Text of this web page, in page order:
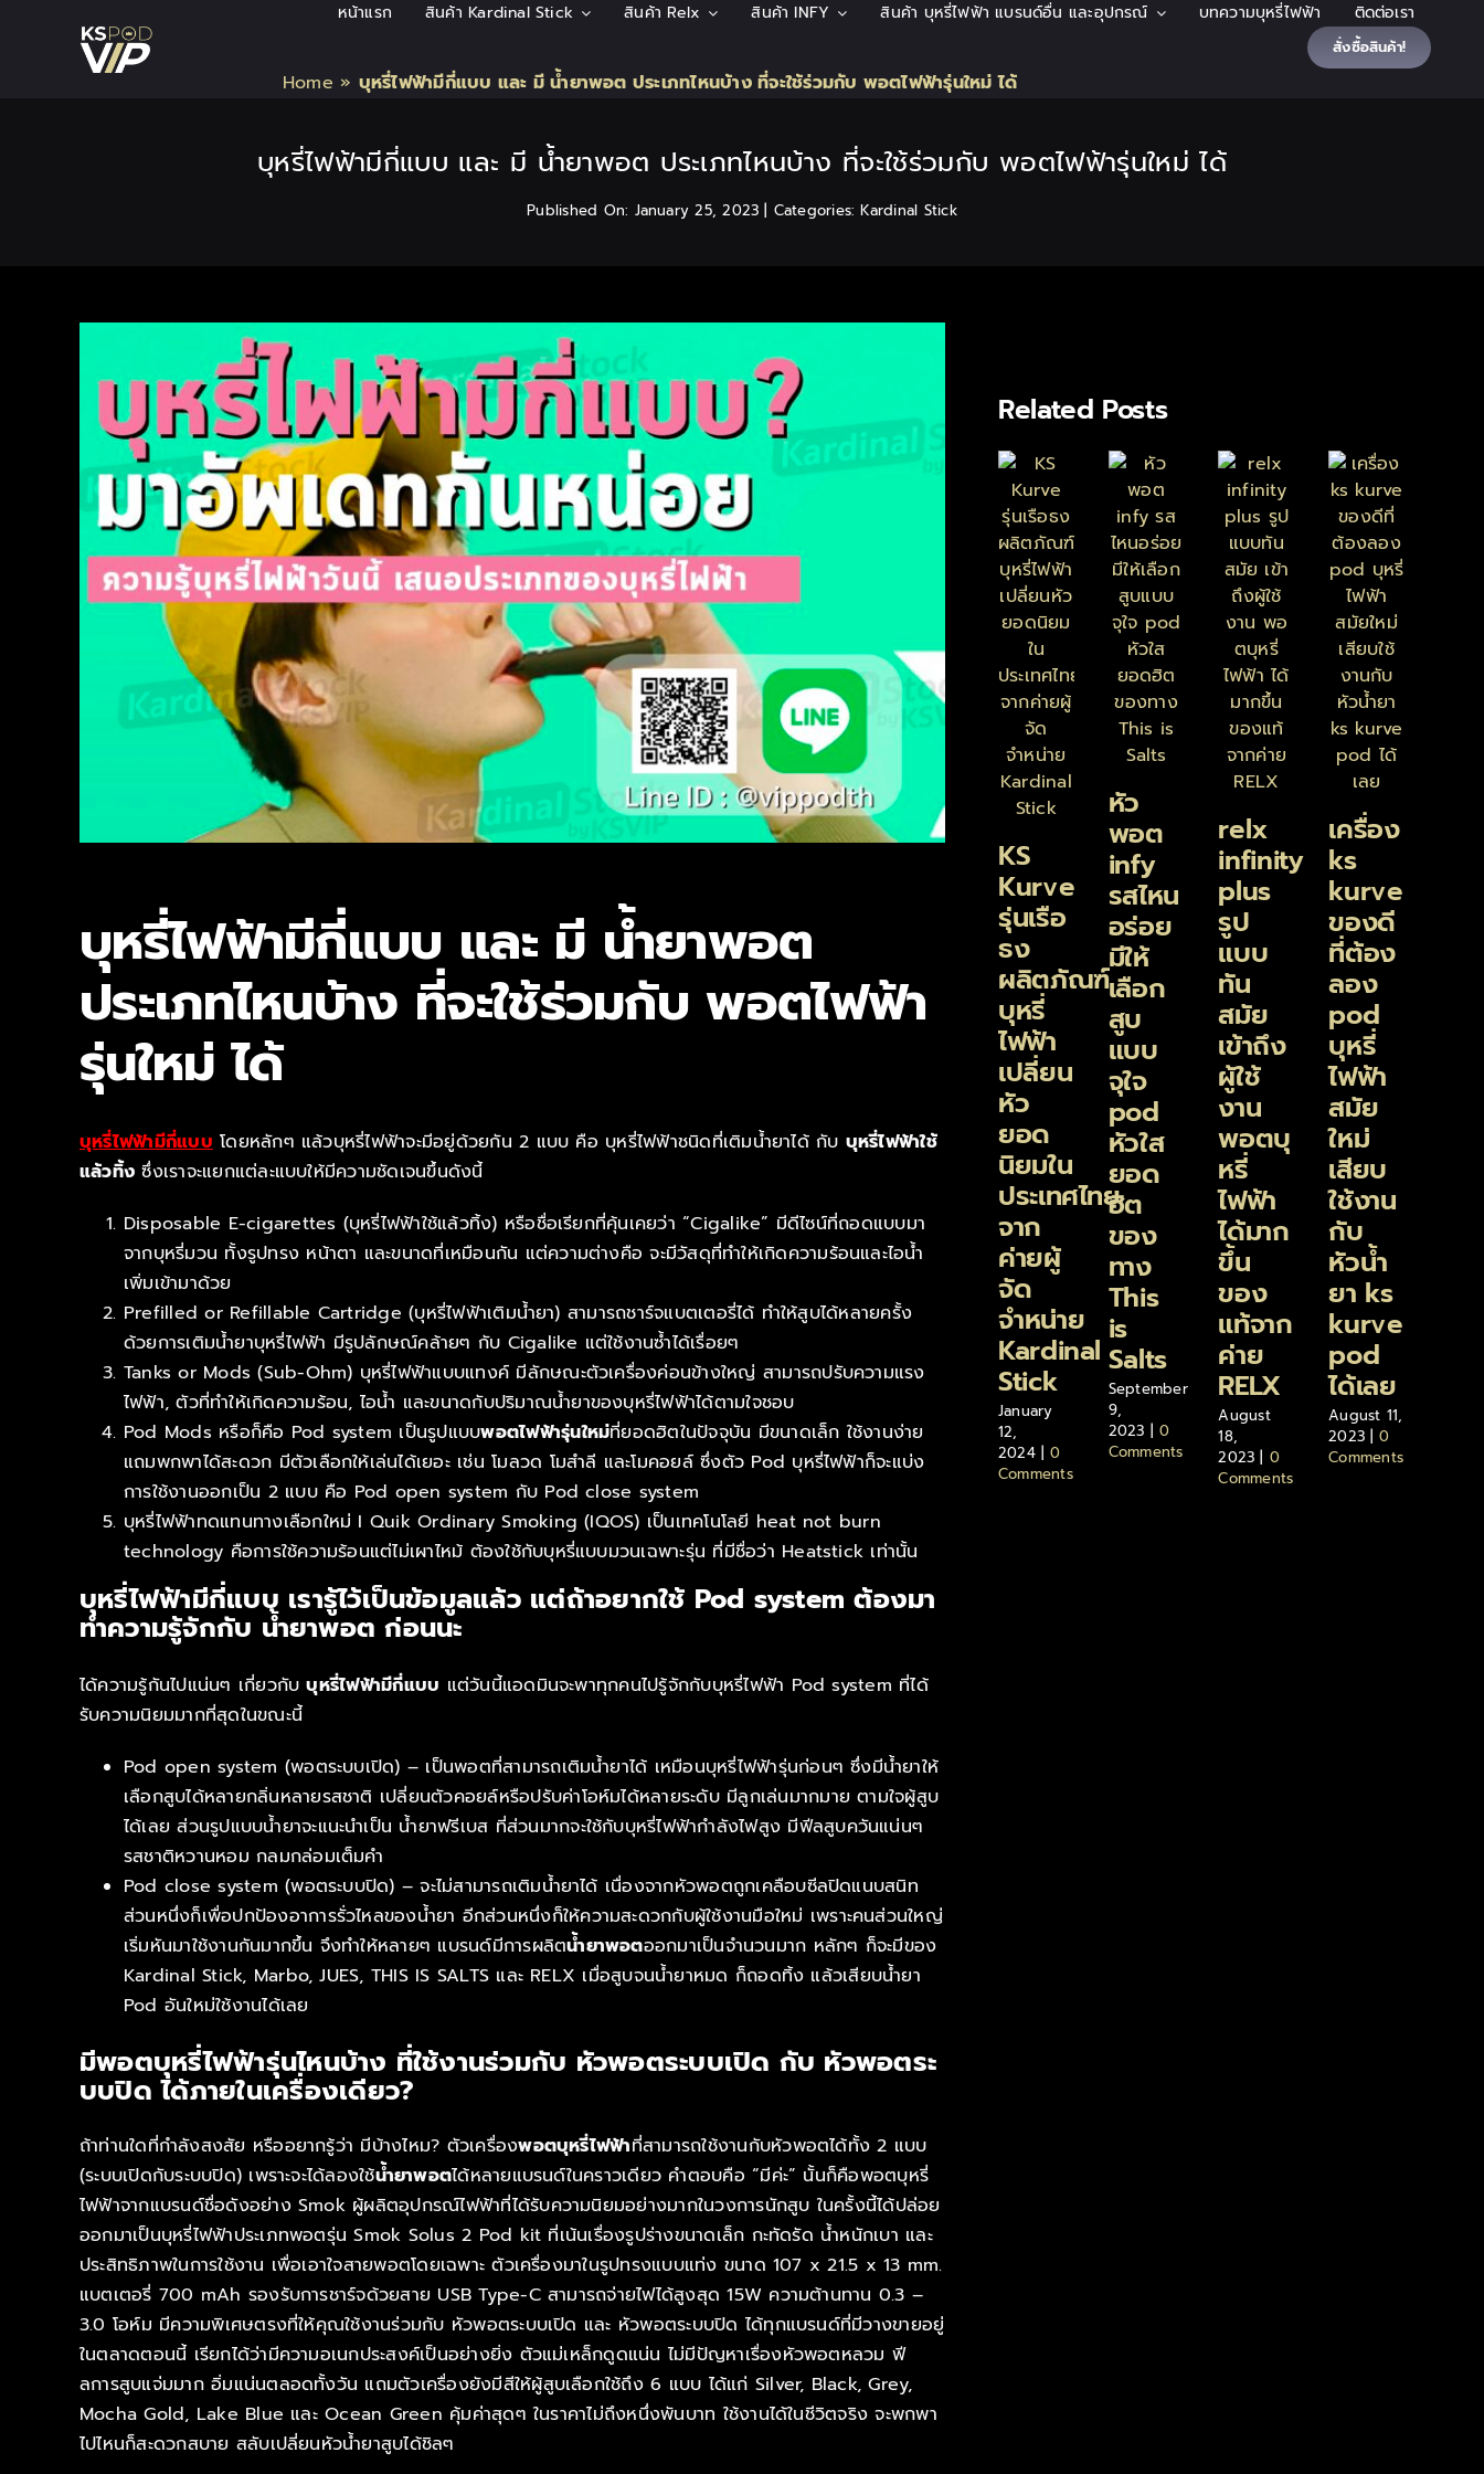
หน้าแรก สินค้า Kardinal Stick สินค้า Relx สินค้า INFY สินค้า บุหรี่ไฟฟ้า แบรนด์อื่น และอุปกรณ์ บทความบุหรี่ไฟฟ้า ติดต่อเรา
สั่งซื้อสินค้า!
Home » บุหรี่ไฟฟ้ามีกี่แบบ และ มี น้ำยาพอต ประเภทไหนบ้าง ที่จะใช้ร่วมกับ พอตไฟฟ้ารุ่นใหม่ ได้
บุหรี่ไฟฟ้ามีกี่แบบ และ มี น้ำยาพอต ประเภทไหนบ้าง ที่จะใช้ร่วมกับ พอตไฟฟ้ารุ่นใหม่ ได้
Published On: January 25, 2023 | Categories:Kardinal Stick
บุหรี่ไฟฟ้ามีกี่แบบ และ มี น้ำยาพอต
ประเภทไหนบ้าง ที่จะใช้ร่วมกับ พอตไฟฟ้า
รุ่นใหม่ ได้
บุหรี่ไฟฟ้ามีกี่แบบ โดยหลักๆ แล้วบุหรี่ไฟฟ้าจะมีอยู่ด้วยกัน 2 แบบ คือ บุหรี่ไฟฟ้าชนิดที่เติมน้ำยาได้ กับ บุหรี่ไฟฟ้าใช้
แล้วทิ้ง ซึ่งเราจะแยกแต่ละแบบให้มีความชัดเจนขึ้นดังนี้
Disposable E-cigarettes (บุหรี่ไฟฟ้าใช้แล้วทิ้ง) หรือชื่อเรียกที่คุ้นเคยว่า “Cigalike” มีดีไซน์ที่ถอดแบบมา
จากบุหรี่มวน ทั้งรูปทรง หน้าตา และขนาดที่เหมือนกัน แต่ความต่างคือ จะมีวัสดุที่ทำให้เกิดความร้อนและไอน้ำ
เพิ่มเข้ามาด้วย
Prefilled or Refillable Cartridge (บุหรี่ไฟฟ้าเติมน้ำยา) สามารถชาร์จแบตเตอรี่ได้ ทำให้สูบได้หลายครั้ง
ด้วยการเติมน้ำยาบุหรี่ไฟฟ้า มีรูปลักษณ์คล้ายๆ กับ Cigalike แต่ใช้งานซ้ำได้เรื่อยๆ
Tanks or Mods (Sub-Ohm) บุหรี่ไฟฟ้าแบบแทงค์ มีลักษณะตัวเครื่องค่อนข้างใหญ่ สามารถปรับความแรง
ไฟฟ้า, ตัวที่ทำให้เกิดความร้อน, ไอน้ำ และขนาดกับปริมาณน้ำยาของบุหรี่ไฟฟ้าได้ตามใจชอบ
Pod Mods หรือก็คือ Pod system เป็นรูปแบบพอตไฟฟ้ารุ่นใหม่ที่ยอดฮิตในปัจจุบัน มีขนาดเล็ก ใช้งานง่าย
แถมพกพาได้สะดวก มีตัวเลือกให้เล่นได้เยอะ เช่น โมลวด โมสำลี และโมคอยล์ ซึ่งตัว Pod บุหรี่ไฟฟ้าก็จะแบ่ง
การใช้งานออกเป็น 2 แบบ คือ Pod open system กับ Pod close system
บุหรี่ไฟฟ้าทดแทนทางเลือกใหม่ I Quik Ordinary Smoking (IQOS) เป็นเทคโนโลยี heat not burn
technology คือการใช้ความร้อนแต่ไม่เผาไหม้ ต้องใช้กับบุหรี่แบบมวนเฉพาะรุ่น ที่มีชื่อว่า Heatstick เท่านั้น
บุหรี่ไฟฟ้ามีกี่แบบ เรารู้ไว้เป็นข้อมูลแล้ว แต่ถ้าอยากใช้ Pod system ต้องมา
ทำความรู้จักกับ น้ำยาพอต ก่อนนะ
ได้ความรู้กันไปแน่นๆ เกี่ยวกับบุหรี่ไฟฟ้ามีกี่แบบ แต่วันนี้แอดมินจะพาทุกคนไปรู้จักกับบุหรี่ไฟฟ้า Pod system ที่ได้
รับความนิยมมากที่สุดในขณะนี้
Pod open system (พอตระบบเปิด) – เป็นพอตที่สามารถเติมน้ำยาได้ เหมือนบุหรี่ไฟฟ้ารุ่นก่อนๆ ซึ่งมีน้ำยาให้
เลือกสูบได้หลายกลิ่นหลายรสชาติ เปลี่ยนตัวคอยล์หรือปรับค่าโอห์มได้หลายระดับ มีลูกเล่นมากมาย ตามใจผู้สูบ
ได้เลย ส่วนรูปแบบน้ำยาจะแนะนำเป็น น้ำยาฟรีเบส ที่ส่วนมากจะใช้กับบุหรี่ไฟฟ้ากำลังไฟสูง มีฟีลสูบควันแน่นๆ
รสชาติหวานหอม กลมกล่อมเต็มคำ
Pod close system (พอตระบบปิด) – จะไม่สามารถเติมน้ำยาได้ เนื่องจากหัวพอตถูกเคลือบซีลปิดแนบสนิท
ส่วนหนึ่งก็เพื่อปกป้องอาการรั่วไหลของน้ำยา อีกส่วนหนึ่งก็ให้ความสะดวกกับผู้ใช้งานมือใหม่ เพราะคนส่วนใหญ่
เริ่มหันมาใช้งานกันมากขึ้น จึงทำให้หลายๆ แบรนด์มีการผลิตน้ำยาพอตออกมาเป็นจำนวนมาก หลักๆ ก็จะมีของ
Kardinal Stick, Marbo, JUES, THIS IS SALTS และ RELX เมื่อสูบจนน้ำยาหมด ก็ถอดทิ้ง แล้วเสียบน้ำยา
Pod อันใหม่ใช้งานได้เลย
มีพอตบุหรี่ไฟฟ้ารุ่นไหนบ้าง ที่ใช้งานร่วมกับ หัวพอตระบบเปิด กับ หัวพอตระ
บบปิด ได้ภายในเครื่องเดียว?
ถ้าท่านใดที่กำลังสงสัย หรืออยากรู้ว่า มีบ้างไหม? ตัวเครื่องพอตบุหรี่ไฟฟ้าที่สามารถใช้งานกับหัวพอตได้ทั้ง 2 แบบ
(ระบบเปิดกับระบบปิด) เพราะจะได้ลองใช้น้ำยาพอตได้หลายแบรนด์ในคราวเดียว คำตอบคือ “มีค่ะ” นั้นก็คือพอตบุหรี่
ไฟฟ้าจากแบรนด์ชื่อดังอย่าง Smok ผู้ผลิตอุปกรณ์ไฟฟ้าที่ได้รับความนิยมอย่างมากในวงการนักสูบ ในครั้งนี้ได้ปล่อย
ออกมาเป็นบุหรี่ไฟฟ้าประเภทพอตรุ่น Smok Solus 2 Pod kit ที่เน้นเรื่องรูปร่างขนาดเล็ก กะทัดรัด น้ำหนักเบา และ
ประสิทธิภาพในการใช้งาน เพื่อเอาใจสายพอตโดยเฉพาะ ตัวเครื่องมาในรูปทรงแบบแท่ง ขนาด 107 x 21.5 x 13 mm.
แบตเตอรี่ 700 mAh รองรับการชาร์จด้วยสาย USB Type-C สามารถจ่ายไฟได้สูงสุด 15W ความต้านทาน 0.3 –
3.0 โอห์ม มีความพิเศษตรงที่ให้คุณใช้งานร่วมกับ หัวพอตระบบเปิด และ หัวพอตระบบปิด ได้ทุกแบรนด์ที่มีวางขายอยู่
ในตลาดตอนนี้ เรียกได้ว่ามีความอเนกประสงค์เป็นอย่างยิ่ง ตัวแม่เหล็กดูดแน่น ไม่มีปัญหาเรื่องหัวพอตหลวม ฟี
ลการสูบแจ่มมาก อิ่มแน่นตลอดทั้งวัน แถมตัวเครื่องยังมีสีให้ผู้สูบเลือกใช้ถึง 6 แบบ ได้แก่ Silver, Black, Grey,
Mocha Gold, Lake Blue และ Ocean Green คุ้มค่าสุดๆ ในราคาไม่ถึงหนึ่งพันบาท ใช้งานได้ในชีวิตจริง จะพกพา
ไปไหนก็สะดวกสบาย สลับเปลี่ยนหัวน้ำยาสูบได้ชิลๆ
Related Posts
KS
Kurve
รุ่นเรือ
ธง
ผลิตภัณฑ์
บุหรี่
ไฟฟ้า
เปลี่ยน
หัว
ยอด
นิยมใน
ประเทศไทย
จาก
ค่ายผู้
จัด
จำหน่าย
Kardinal
Stick
January
12,
2024 | 0
Comments
หัว
พอต
infy
รสไหน
อร่อย
มีให้
เลือก
สูบ
แบบ
จุใจ
pod
หัวใส
ยอด
ฮิต
ของ
ทาง
This
is
Salts
September
9,
2023 | 0
Comments
relx
infinity
plus
รูป
แบบ
ทัน
สมัย
เข้าถึง
ผู้ใช้
งาน
พอตบุ
หรี่
ไฟฟ้า
ได้มาก
ขึ้น
ของ
แท้จาก
ค่าย
RELX
August
18,
2023 | 0
Comments
เครื่อง
ks
kurve
ของดี
ที่ต้อง
ลอง
pod
บุหรี่
ไฟฟ้า
สมัย
ใหม่
เสียบ
ใช้งาน
กับ
หัวน้ำ
ยา ks
kurve
pod
ได้เลย
August 11,
2023 | 0
Comments